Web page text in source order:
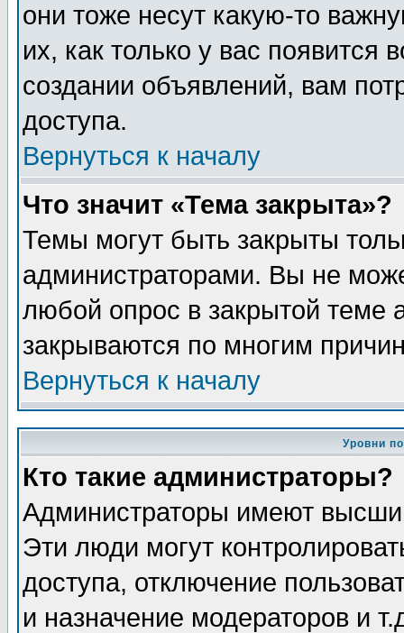
они тоже несут какую-то
их, как только у вас появится
создании объявлений, вам
доступа.
Вернуться к началу
Что значит «Тема закрыта»?
Темы могут быть закрыты
администраторами. Вы не
любой опрос в закрытой теме
закрываются по многим
Вернуться к началу
Уровни
Кто такие администраторы?
Администраторы имеют
Эти люди могут
доступа, отключение
и назначение модераторов и